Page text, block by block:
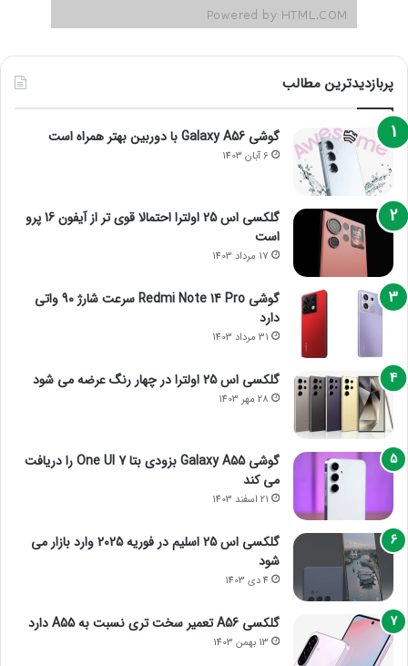
پربازدیدترین مطالب
گوشی Galaxy A56 با دوربین بهتر همراه است
6 آبان 1403
گلکسی اس 25 اولترا احتمالا قوی تر از آیفون 16 پرو
است
17 مرداد 1403
گوشی Redmi Note 14 Pro سرعت شارژ 90 واتی
دارد
31 مرداد 1403
گلکسی اس 25 اولترا در چهار رنگ عرضه می شود
28 مهر 1403
گوشی Galaxy A55 بزودی بتا One UI 7 را دریافت
می کند
21 اسفند 1403
گلکسی اس 25 اسلیم در فوریه 2025 وارد بازار می
شود
4 دی 1403
گلکسی A56 تعمیر سخت تری نسبت به A55 دارد
13 بهمن 1403